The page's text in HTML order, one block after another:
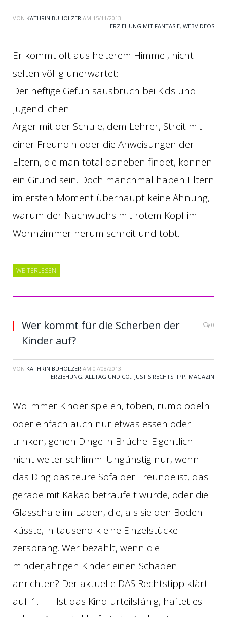
VON KATHRIN BUHOLZER AM 15/11/2013
ERZIEHUNG MIT FANTASIE, WEBVIDEOS
Er kommt oft aus heiterem Himmel, nicht
selten völlig unerwartet:
Der heftige Gefühlsausbruch bei Kids und
Jugendlichen.
Ärger mit der Schule, dem Lehrer, Streit mit
einer Freundin oder die Anweisungen der
Eltern, die man total daneben findet, können
ein Grund sein. Doch manchmal haben Eltern
im ersten Moment überhaupt keine Ahnung,
warum der Nachwuchs mit rotem Kopf im
Wohnzimmer herum schreit und tobt.
WEITERLESEN
Wer kommt für die Scherben der
Kinder auf?
0
VON KATHRIN BUHOLZER AM 07/08/2013
ERZIEHUNG, ALLTAG UND CO. , JUSTIS RECHTSTIPP, MAGAZIN
Wo immer Kinder spielen, toben, rumblödeln
oder einfach auch nur etwas essen oder
trinken, gehen Dinge in Brüche. Eigentlich
nicht weiter schlimm: Ungünstig nur, wenn
das Ding das teure Sofa der Freunde ist, das
gerade mit Kakao beträufelt wurde, oder die
Glasschale im Laden, die, als sie den Boden
küsste, in tausend kleine Einzelstücke
zersprang. Wer bezahlt, wenn die
minderjährigen Kinder einen Schaden
anrichten? Der aktuelle DAS Rechtstipp klärt
auf. 1. Ist das Kind urteilsfähig, haftet es